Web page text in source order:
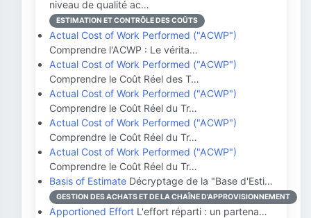
niveau de qualité ac…
ESTIMATION ET CONTRÔLE DES COÛTS
Actual Cost of Work Performed ("ACWP")
Comprendre l'ACWP : Le vérita…
Actual Cost of Work Performed ("ACWP")
Comprendre le Coût Réel des T…
Actual Cost of Work Performed ("ACWP")
Comprendre le Coût Réel du Tr…
Actual Cost of Work Performed ("ACWP")
Comprendre le Coût Réel du Tr…
Actual Cost of Work Performed ("ACWP")
Comprendre le Coût Réel du Tr…
Basis of Estimate Décryptage de la "Base d'Esti…
GESTION DES ACHATS ET DE LA CHAÎNE D'APPROVISIONNEMENT
Apportioned Effort L'effort réparti : un partena…